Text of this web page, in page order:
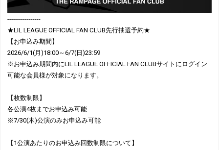
-----------------
★LIL LEAGUE OFFICIAL FAN CLUB先行抽選予約★
【お申込み期間】
2026/6/1(月)18:00～6/7(日)23:59
※お申込み期間内にLIL LEAGUE OFFICIAL FAN CLUBサイトにログイン
可能な会員様が対象になります。
【枚数制限】
各公演4枚までお申込み可能
※7/30(木)公演のみお申込み可能
【1公演あたりのお申込み回数制限について】